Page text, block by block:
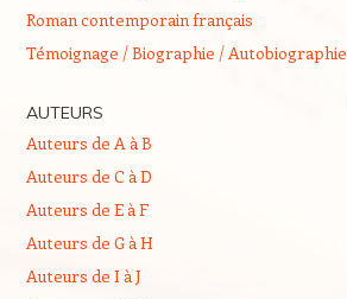
Roman contemporain français
Témoignage / Biographie / Autobiographie
AUTEURS
Auteurs de A à B
Auteurs de C à D
Auteurs de E à F
Auteurs de G à H
Auteurs de I à J